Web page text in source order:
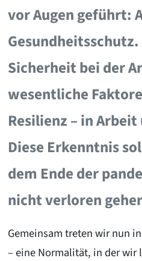
vor Augen geführt:
Sicherheit bei der
wesentliche
Resilienz – in
Diese Erkenntnis
dem Ende der
nicht verloren
Gemeinsam treten wir nun
– eine Normalität, in der wir